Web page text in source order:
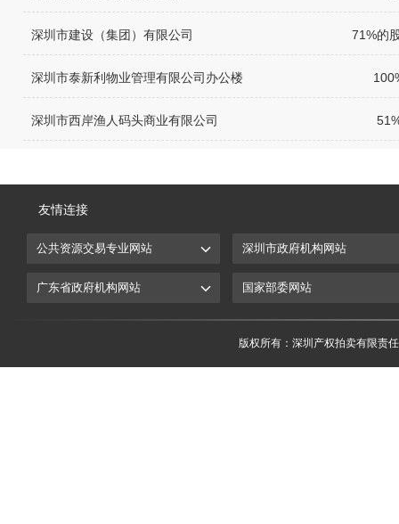
深圳市建设（集团）有限公司 71%的
深圳市泰新利物业管理有限公司办公楼
深圳市西岸渔人码头商业有限公司
友情连接
版权所有： 深圳产权拍卖有限责